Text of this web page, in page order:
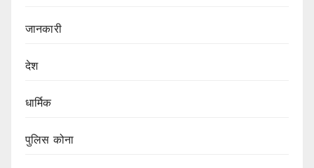
जानकारी
देश
धार्मिक
पुलिस कोना